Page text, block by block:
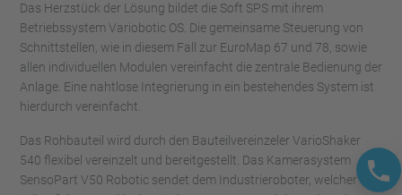
Das Herzstück der Lösung bildet die Soft SPS mit ihrem
Betriebssystem Variobotic OS. Die gemeinsame Steuerung von
Schnittstellen, wie in diesem Fall zur EuroMap 67 und 78, sowie
allen individuellen Modulen vereinfacht die zentrale Bedienung der
Anlage. Eine nahtlose Integrierung in ein bestehendes System ist
hierdurch vereinfacht.
Das Rohbauteil wird durch den Bauteilvereinzeler VarioShaker
540 flexibel vereinzelt und bereitgestellt. Das Kamerasystem
SensoPart V50 Robotic sendet dem Industrieroboter, welcher das